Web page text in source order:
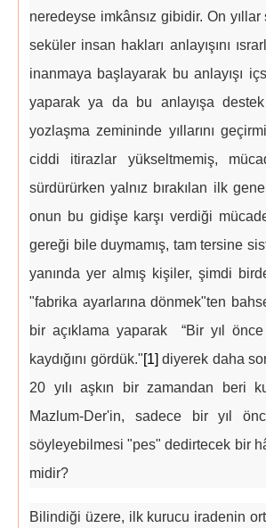
neredeyse imkânsız gibidir. On
seküler insan hakları anlayışını
inanmaya başlayarak bu anlayışı
yaparak ya da bu anlayışa
yozlaşma zemininde yıllarını
ciddi itirazlar yükseltmemiş,
sürdürürken yalnız bırakılan ilk
onun bu gidişe karşı verdiği
gereği bile duymamış, tam tersine
yanında yer almış kişiler, şimdi
"fabrika ayarlarına dönmek"ten
bir açıklama yaparak “Bir yıl
kaydığını gördük."[1] diyerek daha
20 yılı aşkın bir zamandan beri
Mazlum-Der'in, sadece bir yıl
söyleyebilmesi "pes" dedirtecek bir
midir?
Bilindiği üzere, ilk kurucu iradenin